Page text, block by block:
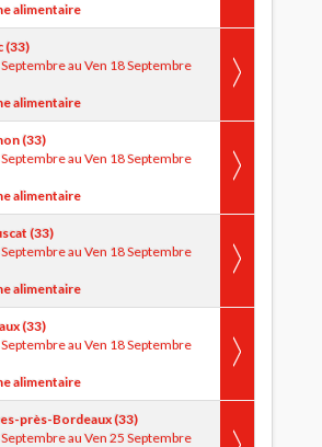
alimentaire
(33)
au Ven 18 Septembre
alimentaire
(33)
au Ven 18 Septembre
alimentaire
(33)
au Ven 18 Septembre
alimentaire
(33)
au Ven 18 Septembre
alimentaire
près-Bordeaux (33)
au Ven 25 Septembre